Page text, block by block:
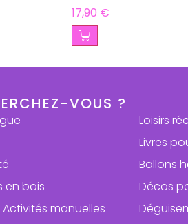
17,90 €
VOUS ?
en bois
Activités manuelles
Loisirs
Livres
Ballons
Décos